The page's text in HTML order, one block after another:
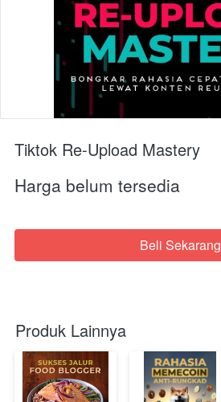
Tiktok Re-Upload Mastery
Harga belum tersedia
`Beli Sekarang
Produk Lainnya